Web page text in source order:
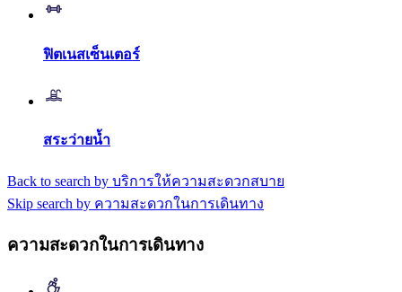
ฟิตเนสเซ็นเตอร์
สระว่ายน้ำ
Back to search by บริการให้ความสะดวกสบาย
Skip search by ความสะดวกในการเดินทาง
ความสะดวกในการเดินทาง